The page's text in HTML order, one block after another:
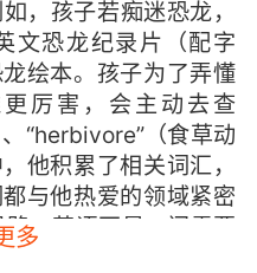
，孩子若痴迷恐龙，
文恐龙纪录片（配字
绘本。孩子为了弄懂
厉害，会主动去查
“herbivore”（食草动
他积累了相关词汇，
与他热爱的领域紧密
：英语不是一门需要
开新世界大门的“钥
多